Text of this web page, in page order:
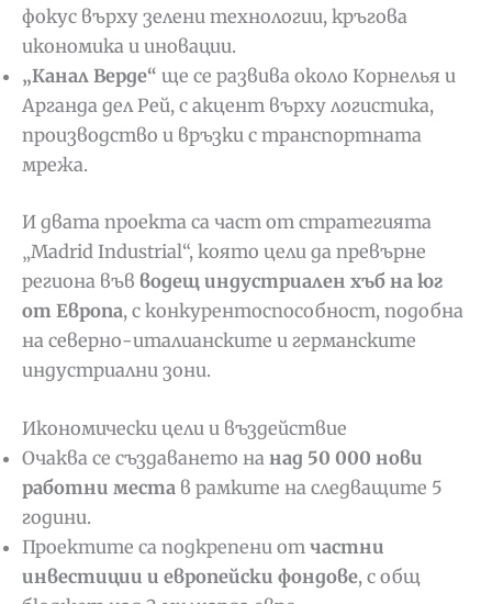
фокус върху зелени технологии, кръгова
икономика и иновации.
„Канал Верде“ ще се развива около Корнелья и
Арганда дел Рей, с акцент върху логистика,
производство и връзки с транспортната
мрежа.
И двата проекта са част от стратегията
„Madrid Industrial“, която цели да превърне
региона във водещ индустриален хъб на юг
от Европа, с конкурентоспособност, подобна
на северно-италианските и германските
индустриални зони.
Икономически цели и въздействие
Очаква се създаването на над 50 000 нови
работни места в рамките на следващите 5
години.
Проектите са подкрепени от частни
инвестиции и европейски фондове, с общ